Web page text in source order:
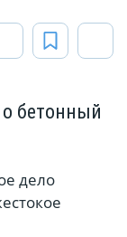
о бетонный
дело